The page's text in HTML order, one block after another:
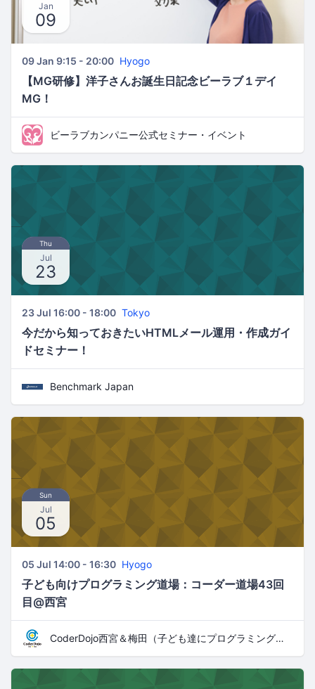
Jan
09
09 Jan 9:15 - 20:00 Hyogo
【MG研修】洋子さんお誕生日記念ビーラブ１デイ
MG！
ビーラブカンパニー公式セミナー・イベント
Thu
Jul
23
23 Jul 16:00 - 18:00 Tokyo
今だから知っておきたいHTMLメール運用・作成ガイ
ドセミナー！
Benchmark Japan
Sun
Jul
05
05 Jul 14:00 - 16:30 Hyogo
子ども向けプログラミング道場：コーダー道場43回
目@西宮
CoderDojo西宮＆梅田（子ども達にプログラミングやHTMLコードを教える道場）